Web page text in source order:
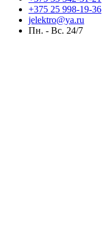
+375 25 998-19-36
jelektro@ya.ru
Пн. - Вс. 24/7